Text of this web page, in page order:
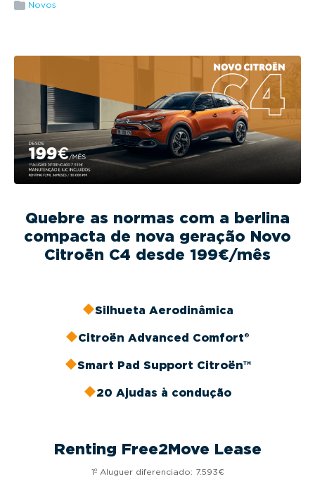
g
i
o
Novos
Quebre as normas com a berlina
compacta de nova geração Novo
Citroën C4 desde 199€/mês
Silhueta Aerodinâmica
Citroën Advanced Comfort®
Smart Pad Support Citroën™
20 Ajudas à condução
Renting Free2Move Lease
1º Aluguer diferenciado: 7.593€